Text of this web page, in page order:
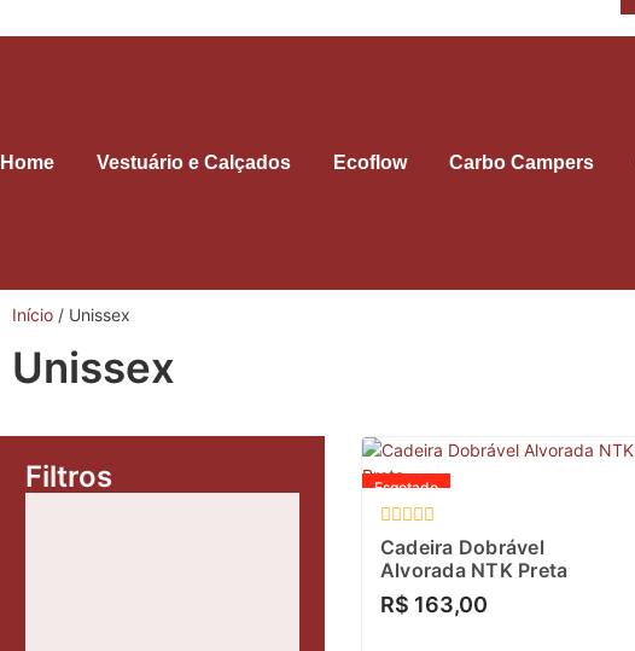
Home Vestuário e Calçados Ecoflow Carbo Campers
Início / Unissex
Unissex
Filtros Esgotado
Avaliação
0
de
5
Cadeira Dobrável
Alvorada NTK Preta
R$ 163,00